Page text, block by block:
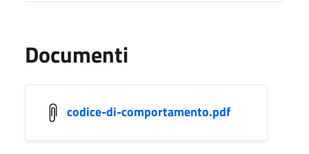
Documenti
codice-di-comportamento.pdf